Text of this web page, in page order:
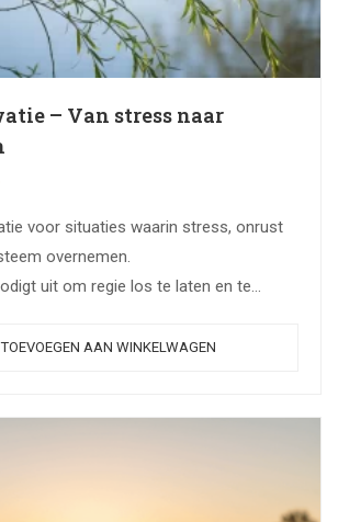
– Van stress naar
voor situaties waarin stress, onrust
overnemen.
uit om regie los te laten en te
TOEVOEGEN AAN WINKELWAGEN